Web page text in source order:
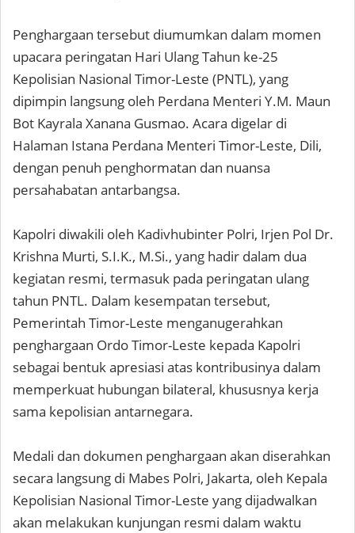
Penghargaan tersebut diumumkan dalam momen
upacara peringatan Hari Ulang Tahun ke-25
Kepolisian Nasional Timor-Leste (PNTL), yang
dipimpin langsung oleh Perdana Menteri Y.M. Maun
Bot Kayrala Xanana Gusmao. Acara digelar di
Halaman Istana Perdana Menteri Timor-Leste, Dili,
dengan penuh penghormatan dan nuansa
persahabatan antarbangsa.
Kapolri diwakili oleh Kadivhubinter Polri, Irjen Pol Dr.
Krishna Murti, S.I.K., M.Si., yang hadir dalam dua
kegiatan resmi, termasuk pada peringatan ulang
tahun PNTL. Dalam kesempatan tersebut,
Pemerintah Timor-Leste menganugerahkan
penghargaan Ordo Timor-Leste kepada Kapolri
sebagai bentuk apresiasi atas kontribusinya dalam
memperkuat hubungan bilateral, khususnya kerja
sama kepolisian antarnegara.
Medali dan dokumen penghargaan akan diserahkan
secara langsung di Mabes Polri, Jakarta, oleh Kepala
Kepolisian Nasional Timor-Leste yang dijadwalkan
akan melakukan kunjungan resmi dalam waktu